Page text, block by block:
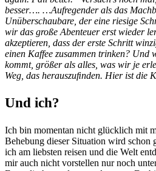
besser…. …Aufregender als das
Unüberschaubare, der eine riesige
wir das große Abenteuer erst wieder
akzeptieren, dass der erste Schritt
einen Kaffee zusammen trinken? Und
kommt, größer als alles, was wir je
Weg, das herauszuﬁnden. Hier ist die
Und ich?
Ich bin momentan nicht glücklich mit
Behebung dieser Situation wird schon
ich am liebsten reisen und die Welt
mir auch nicht vorstellen nur noch